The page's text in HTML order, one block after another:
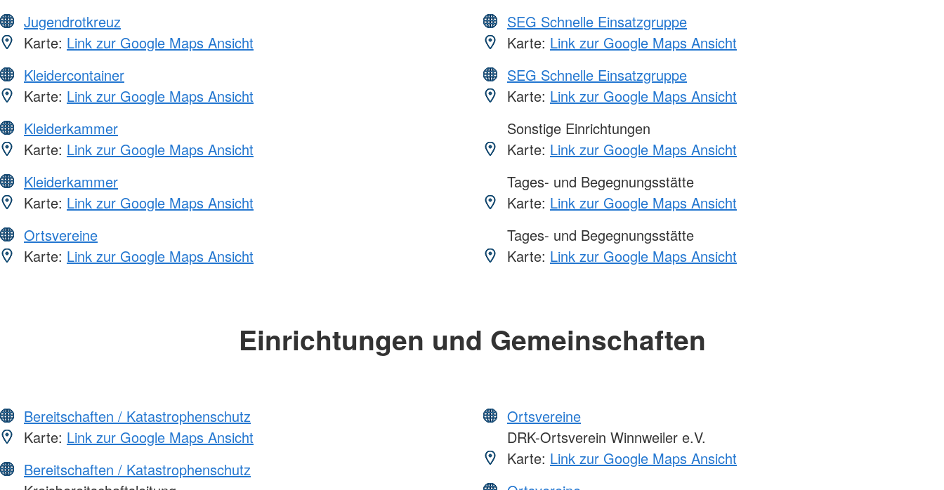
Jugendrotkreuz
Karte: Link zur Google Maps Ansicht
Kleidercontainer
Karte: Link zur Google Maps Ansicht
Kleiderkammer
Karte: Link zur Google Maps Ansicht
Kleiderkammer
Karte: Link zur Google Maps Ansicht
Ortsvereine
Karte: Link zur Google Maps Ansicht
SEG Schnelle Einsatzgruppe
Karte: Link zur Google Maps Ansicht
SEG Schnelle Einsatzgruppe
Karte: Link zur Google Maps Ansicht
Sonstige Einrichtungen
Karte: Link zur Google Maps Ansicht
Tages- und Begegnungsstätte
Karte: Link zur Google Maps Ansicht
Tages- und Begegnungsstätte
Karte: Link zur Google Maps Ansicht
Einrichtungen und Gemeinschaften
Bereitschaften / Katastrophenschutz
Karte: Link zur Google Maps Ansicht
Bereitschaften / Katastrophenschutz
Ortsvereine
DRK-Ortsverein Winnweiler e.V.
Karte: Link zur Google Maps Ansicht